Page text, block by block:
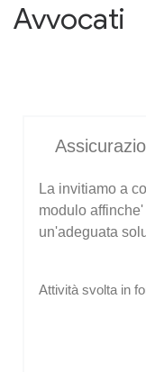
Avvocati
La invitiamo a
modulo
un'adeguata
Attività svolta in